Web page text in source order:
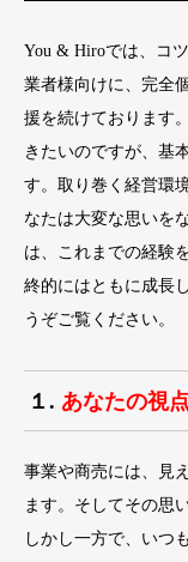
You & Hiroでは、コ
業者様向けに、完全
援を続けております
きたいのですが、基
す。取り巻く経営環
なたは大変な思いを
は、これまでの経験
終的にはともに成長
うぞご覧ください。
１. あなたの視
事業や商売には、見
ます。そしてその思
しかし一方で、いつ